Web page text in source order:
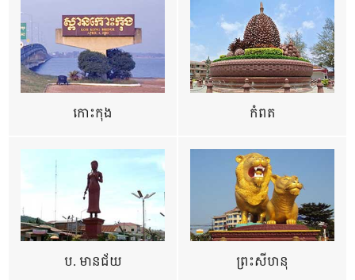
កោះកុង កំពត
ប. មានជ័យ ព្រះសីហនុ